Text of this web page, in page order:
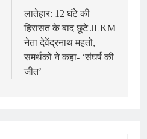
लातेहार: 12 घंटे की
हिरासत के बाद छूटे JLKM
नेता देवेंद्रनाथ महतो,
समर्थकों ने कहा- ‘संघर्ष की
जीत’